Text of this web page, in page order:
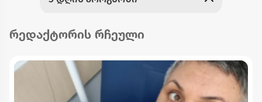
რედაქტორის რჩეული